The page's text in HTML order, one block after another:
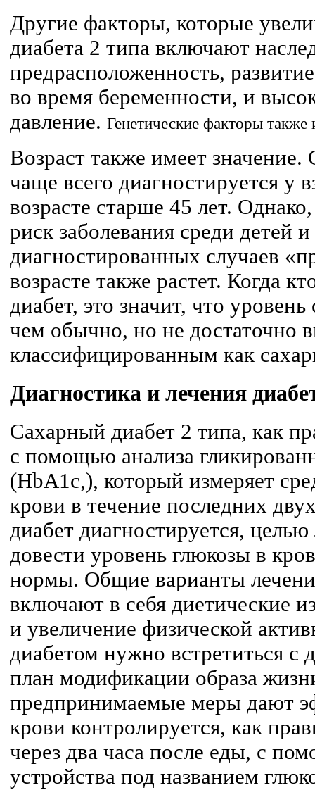
Другие факторы, которые
диабета 2 типа включают
предрасположенность,
во время беременности, и
давление. Генетические факторы
Возраст также имеет
чаще всего диагностируется у
возрасте старше 45 лет.
риск заболевания среди детей
диагностированных случаев
возрасте также растет. Когда
диабет, это значит, что
чем обычно, но не достаточно
классифицированным как
Диагностика и лечения
Сахарный диабет 2 типа, как
с помощью анализа
(HbA1c,), который измеряет
крови в течение последних
диабет диагностируется, целью
довести уровень глюкозы в
нормы. Общие варианты
включают в себя диетические
и увеличение физической
диабетом нужно встретиться с
план модификации образа
предпринимаемые меры дают
крови контролируется, как
через два часа после еды, с
устройства под названием